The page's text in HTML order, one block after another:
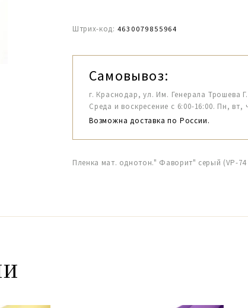
Штрих-код: 4630079855964
Самовывоз:
г. Краснодар, ул. Им. Генерала Трошева
Среда и воскресение с 6:00-16:00. Пн, вт,
Возможна доставка по России.
Пленка мат. однотон." Фаворит" серый (VP-74